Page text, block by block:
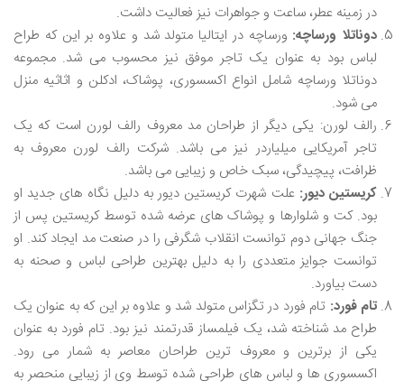
در زمینه عطر، ساعت و جواهرات نیز فعالیت داشت.
دوناتلا ورساچه: ورساچه در ایتالیا متولد شد و علاوه بر این که طراح
لباس بود به عنوان یک تاجر موفق نیز محسوب می ‌شد. مجموعه
دوناتلا ورساچه شامل انواع اکسسوری، پوشاک، ادکلن و اثاثیه منزل
می شود.
رالف لورن: یکی دیگر از طراحان مد معروف رالف لورن است که یک
تاجر آمریکایی میلیاردر نیز می باشد. شرکت رالف لورن معروف به
ظرافت، پیچیدگی، سبک خاص و زیبایی می‌ باشد.
کریستین دیور: علت شهرت کریستین دیور به دلیل نگاه‌ های جدید او
بود. کت و شلوارها و پوشاک‌ های عرضه شده توسط کریستین پس از
جنگ جهانی دوم توانست انقلاب شگرفی را در صنعت مد ایجاد کند. او
توانست جوایز متعددی را به دلیل بهترین طراحی لباس و صحنه به
دست بیاورد.
تام فورد: تام فورد در تگزاس متولد شد و علاوه بر این که به عنوان یک
طراح مد شناخته شد، یک فیلمساز قدرتمند نیز بود. تام فورد به عنوان
یکی از برترین و معروف‌ ترین طراحان معاصر به شمار می ‌رود.
اکسسوری‌ ها و لباس‌ های طراحی شده توسط وی از زیبایی منحصر به